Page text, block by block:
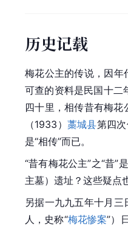
历史记载
梅花公主的传说，因年
可查的资料是民国十二
四十里，相传昔有梅
（1933） 藁城县第四
是“相传”而已。
“昔有梅花公主”之“昔
主墓）遗址？这些疑点
另据一九九五年十月三
人，史称“梅花惨案”）